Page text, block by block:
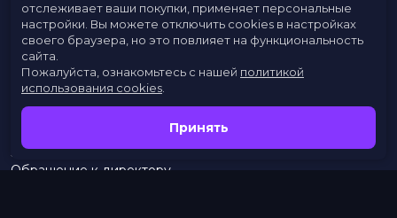
Расписание
Скоро в кино
Заведения
Обращение к директору
отслеживает ваши покупки, применяет персональные
настройки. Вы можете отключить cookies в настройках
своего браузера, но это повлияет на функциональность
сайта.
Пожалуйста, ознакомьтесь с нашей политикой
использования cookies
Принять